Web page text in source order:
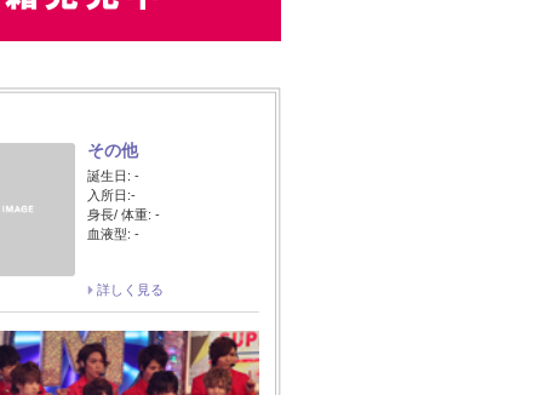
その他
誕生日: -
入所日:-
身長/ 体重: -
血液型: -
詳しく見る